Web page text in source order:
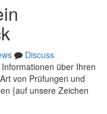
Discuss
über Ihren
von Prüfungen und
{auf unsere Zeichen